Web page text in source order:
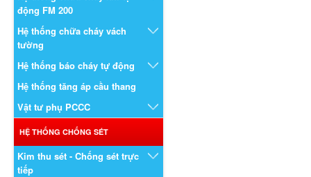
động FM 200
Hệ thống chữa cháy vách
tường
Hệ thống báo cháy tự động
Hệ thống tăng áp cầu thang
Vật tư phụ PCCC
HỆ THỐNG CHỐNG SÉT
Kim thu sét - Chống sét trực
tiếp